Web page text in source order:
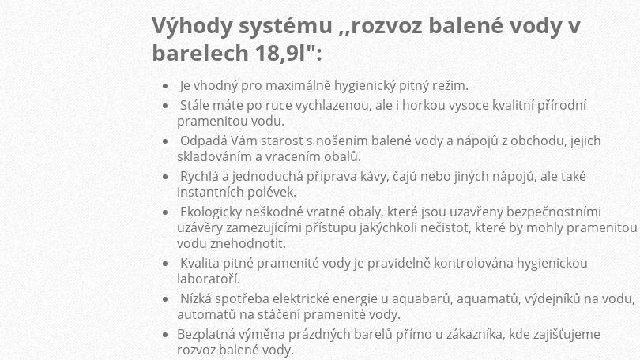
Výhody systému ,,rozvoz balené vody v
barelech 18,9l":
Je vhodný pro maximálně hygienický pitný režim.
Stále máte po ruce vychlazenou, ale i horkou vysoce kvalitní přírodní
pramenitou vodu.
Odpadá Vám starost s nošením balené vody a nápojů z obchodu, jejich
skladováním a vracením obalů.
Rychlá a jednoduchá příprava kávy, čajů nebo jiných nápojů, ale také
instantních polévek.
Ekologicky neškodné vratné obaly, které jsou uzavřeny bezpečnostními
uzávěry zamezujícími přístupu jakýchkoli nečistot, které by mohly pramenitou
vodu znehodnotit.
Kvalita pitné pramenité vody je pravidelně kontrolována hygienickou
laboratoří.
Nízká spotřeba elektrické energie u aquabarů, aquamatů, výdejníků na vodu,
automatů na stáčení pramenité vody.
Bezplatná výměna prázdných barelů přímo u zákazníka, kde zajišťujeme
rozvoz balené vody.